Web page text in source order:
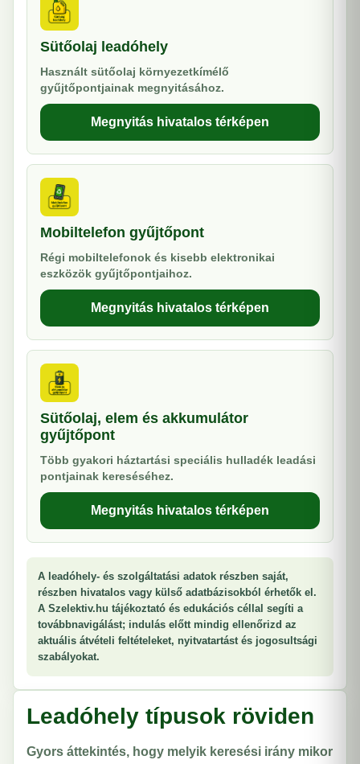
Sütőolaj leadóhely
Használt sütőolaj környezetkímélő
gyűjtőpontjainak megnyitásához.
Megnyitás hivatalos térképen
Mobiltelefon gyűjtőpont
Régi mobiltelefonok és kisebb elektronikai
eszközök gyűjtőpontjaihoz.
Megnyitás hivatalos térképen
Sütőolaj, elem és akkumulátor
gyűjtőpont
Több gyakori háztartási speciális hulladék leadási
pontjainak kereséséhez.
Megnyitás hivatalos térképen
A leadóhely- és szolgáltatási adatok részben saját,
részben hivatalos vagy külső adatbázisokból érhetők el.
A Szelektiv.hu tájékoztató és edukációs céllal segíti a
továbbnavigálást; indulás előtt mindig ellenőrizd az
aktuális átvételi feltételeket, nyitvatartást és jogosultsági
szabályokat.
Leadóhely típusok röviden
Gyors áttekintés, hogy melyik keresési irány mikor